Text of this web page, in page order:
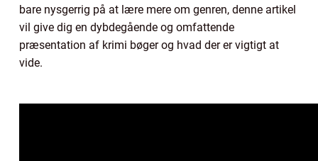
bare nysgerrig på at lære mere om genren, denne artikel
vil give dig en dybdegående og omfattende
præsentation af krimi bøger og hvad der er vigtigt at
vide.